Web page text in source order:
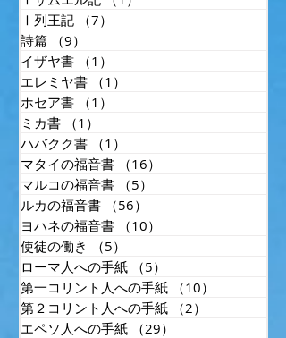
Ⅰ列王記
（7）
詩篇
（9）
イザヤ書
（1）
エレミヤ書
（1）
ホセア書
（1）
ミカ書
（1）
ハバクク書
（1）
マタイの福音書
（16）
マルコの福音書
（5）
ルカの福音書
（56）
ヨハネの福音書
（10）
使徒の働き
（5）
ローマ人への手紙
（5）
第一コリント人への手紙
（10）
第２コリント人への手紙
（2）
エペソ人への手紙
（29）